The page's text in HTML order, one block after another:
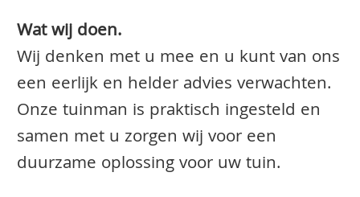
Wat wij doen.
Wij denken met u mee en u kunt van ons
een eerlijk en helder advies verwachten.
Onze tuinman is praktisch ingesteld en
samen met u zorgen wij voor een
duurzame oplossing voor uw tuin.